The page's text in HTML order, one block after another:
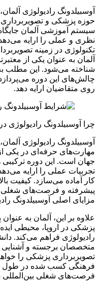
آوسبیلدونگ رادیولوژی
حوزه پزشکی و
سیستم آموزشی آلمان
نظری و عملی را ارایه
تکنولوژی در زمینه
آلمان به عنوان یکی از
شناخته می‌شود. این مطلب
چالش‌های این دوره
روی متقاضیان ارایه دهد.
چرا آوسبیلدونگ رادیولوژی
آوسبیلدونگ رادیولوژی
مهارت‌های حرفه‌ای در یکی
جهان است. این دوره
تجربیات عملی را ارایه
کار آماده می‌سازد. کیفیت
پیشرفته و فرصت‌های شغلی
مزایای اصلی آوسبیلدونگ
علاوه بر این، آلمان به
پزشکی در اروپا، محیطی
رادیولوژی فراهم می‌کند.
متخصصان برجسته و
تصویربرداری پزشکی را
فرهنگی کسب شده در طول
فرصت‌های شغلی بین‌المللی